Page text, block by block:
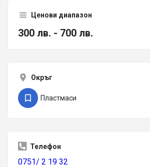
Ценови диапазон
300 лв. - 700 лв.
Окръг
Пластмаси
Телефон
0751/ 2 19 32